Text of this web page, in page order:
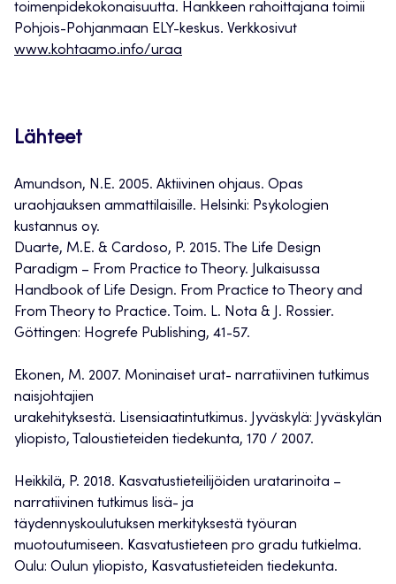
toimenpidekokonaisuutta. Hankkeen rahoittajana toimii
Pohjois-Pohjanmaan ELY-keskus. Verkkosivut
www.kohtaamo.info/uraa
Lähteet
Amundson, N.E. 2005. Aktiivinen ohjaus. Opas
uraohjauksen ammattilaisille. Helsinki: Psykologien
kustannus oy.
Duarte, M.E. & Cardoso, P. 2015. The Life Design
Paradigm – From Practice to Theory. Julkaisussa
Handbook of Life Design. From Practice to Theory and
From Theory to Practice. Toim. L. Nota & J. Rossier.
Göttingen: Hogrefe Publishing, 41-57.
Ekonen, M. 2007. Moninaiset urat- narratiivinen tutkimus
naisjohtajien
urakehityksestä. Lisensiaatintutkimus. Jyväskylä: Jyväskylän
yliopisto, Taloustieteiden tiedekunta, 170 / 2007.
Heikkilä, P. 2018. Kasvatustieteilijöiden uratarinoita –
narratiivinen tutkimus lisä- ja
täydennyskoulutuksen merkityksestä työuran
muotoutumiseen. Kasvatustieteen pro gradu tutkielma.
Oulu: Oulun yliopisto, Kasvatustieteiden tiedekunta.